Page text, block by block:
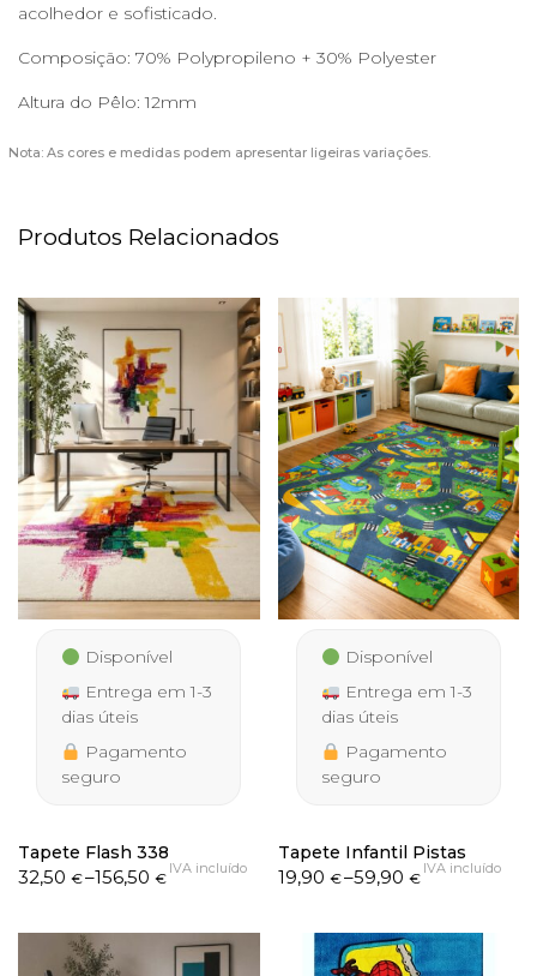
acolhedor e sofisticado.
Composição: 70% Polypropileno + 30% Polyester
Altura do Pêlo: 12mm
Nota: As cores e medidas podem apresentar ligeiras variações.
Produtos Relacionados
Disponível
Entrega em 1-3
dias úteis
Pagamento
seguro
Tapete Flash 338
32,50 €–156,50€
Price
through
IVA incluído
Disponível
Entrega em 1-3
dias úteis
Pagamento
seguro
Tapete Infantil Pistas
19,90 €–59,90 €
Price
through
IVA incluído